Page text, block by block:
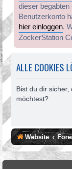
dieser
Benutzerkonto
hier einloggen.
ZockerStation
ALLE COOKIES
Bist du dir
möchtest?
Website